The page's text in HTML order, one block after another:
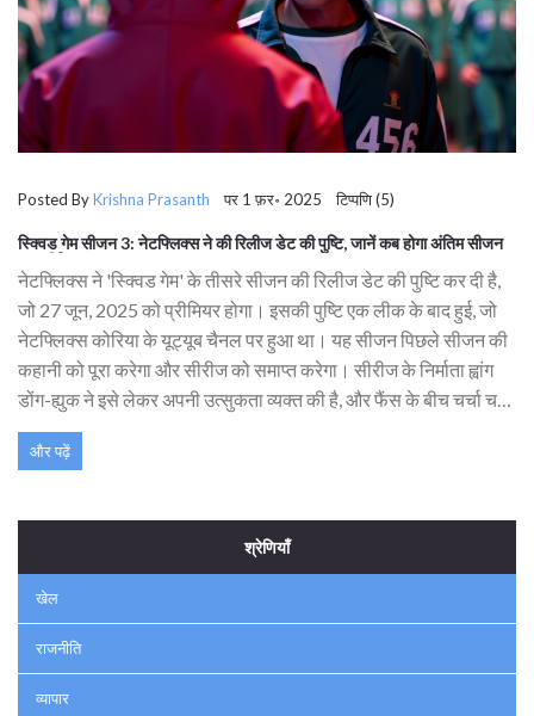
Posted ByKrishna Prasanth पर 1 फ़र॰ 2025 टिप्पणि (5)
स्क्विड गेम सीजन 3: नेटफ्लिक्स ने की रिलीज डेट की पुष्टि, जानें कब होगा अंतिम सीजन
नेटफ्लिक्स ने 'स्क्विड गेम' के तीसरे सीजन की रिलीज डेट की पुष्टि कर दी है,
जो 27 जून, 2025 को प्रीमियर होगा। इसकी पुष्टि एक लीक के बाद हुई, जो
नेटफ्लिक्स कोरिया के यूट्यूब चैनल पर हुआ था। यह सीजन पिछले सीजन की
कहानी को पूरा करेगा और सीरीज को समाप्त करेगा। सीरीज के निर्माता ह्वांग
डोंग-ह्युक ने इसे लेकर अपनी उत्सुकता व्यक्त की है, और फैंस के बीच चर्चा चल
रही है कि आगे क्या होगा।
और पढ़ें
श्रेणियाँ
खेल
राजनीति
व्यापार